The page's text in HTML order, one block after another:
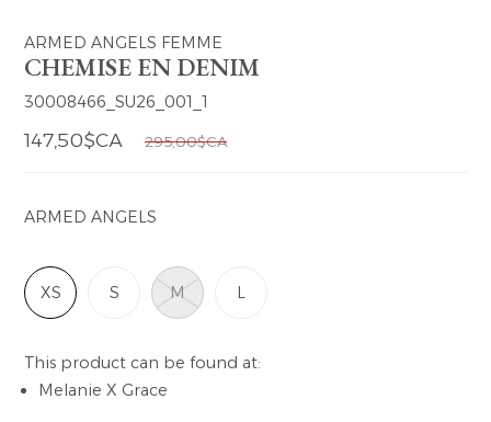
ARMED ANGELS FEMME
CHEMISE EN DENIM
30008466_SU26_001_1
147,50$CA 295,00$CA
ARMED ANGELS
XS S M L
This product can be found at:
Melanie X Grace